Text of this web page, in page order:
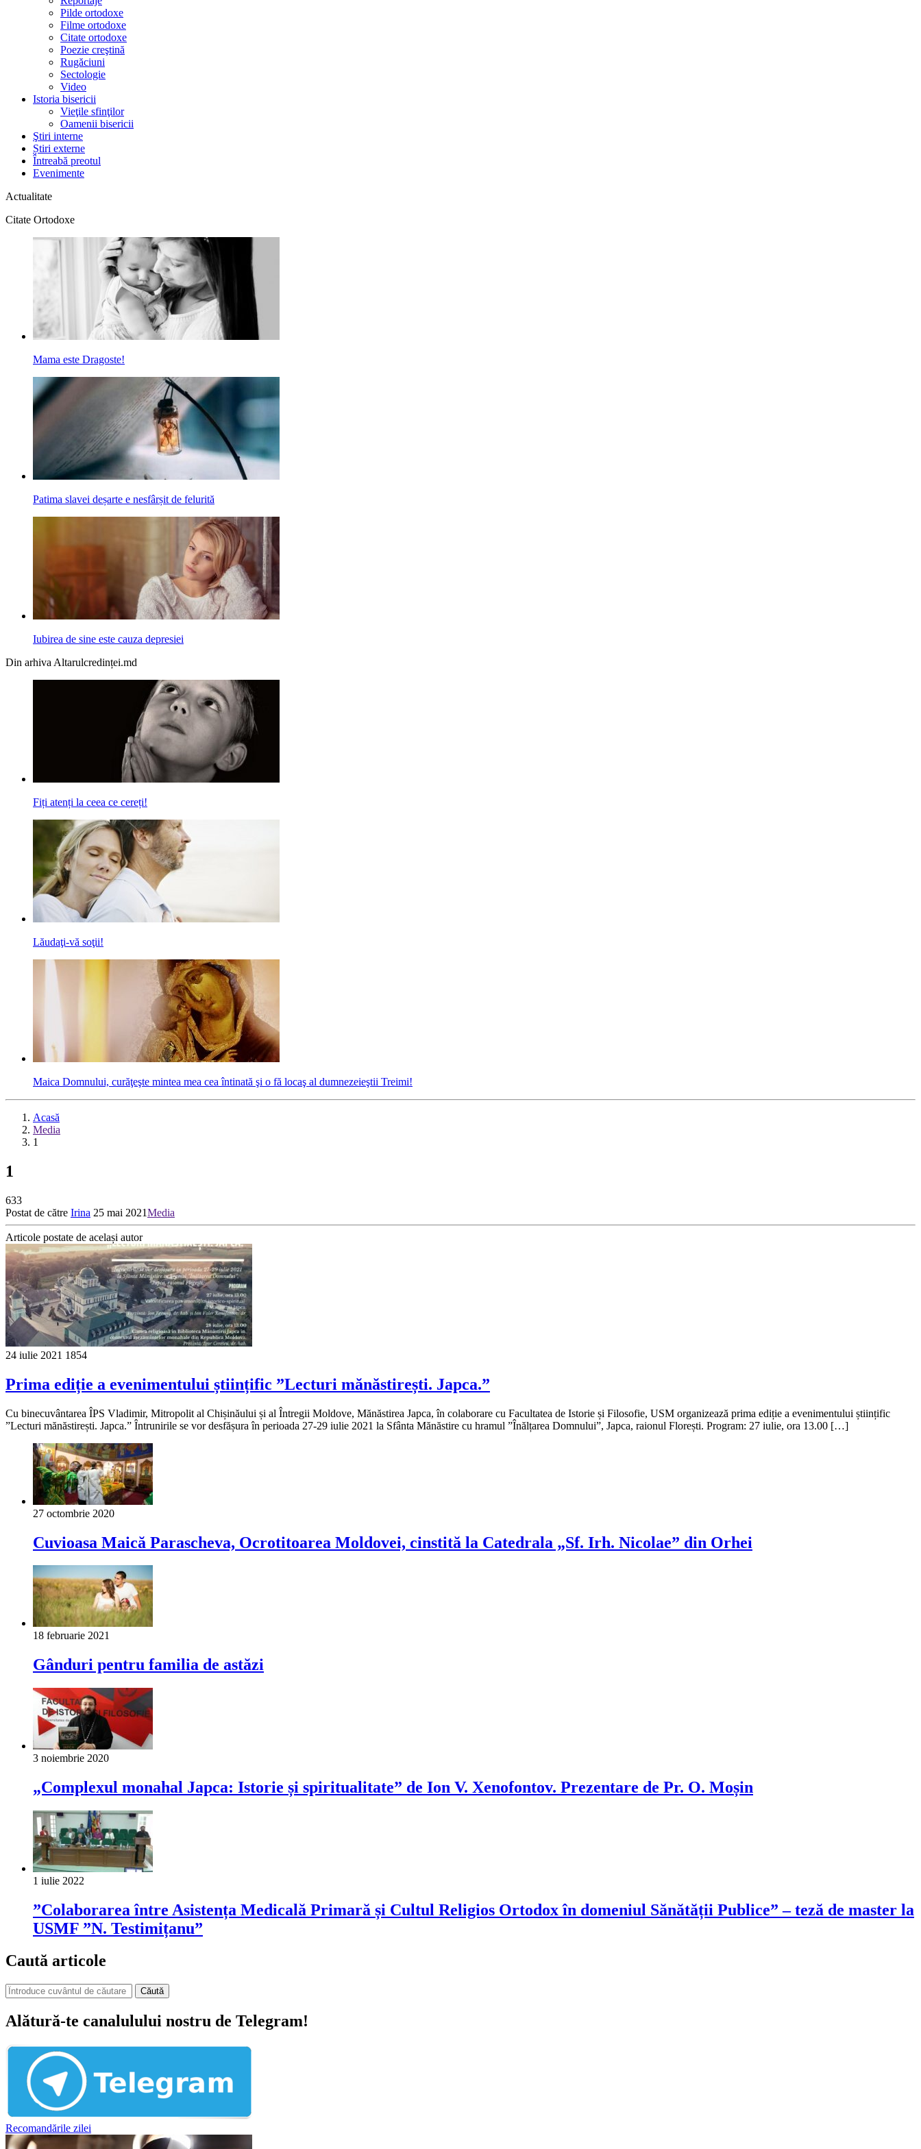
Pilde ortodoxe
Filme ortodoxe
Citate ortodoxe
Poezie creştină
Rugăciuni
Sectologie
Video
Istoria bisericii
Vieţile sfinţilor
Oamenii bisericii
Ştiri interne
Știri externe
Întreabă preotul
Evenimente
Actualitate
Citate Ortodoxe
Mama este Dragoste!
Patima slavei deșarte e nesfârșit de felurită
Iubirea de sine este cauza depresiei
Din arhiva Altarulcredinței.md
Fiți atenți la ceea ce cereți!
Lăudaţi-vă soţii!
Maica Domnului, curăţeşte mintea mea cea întinată şi o fă locaş al dumnezeieştii Treimi!
Acasă
Media
1
1
633
Postat de către Irina 25 mai 2021Media
Articole postate de același autor
24 iulie 2021 1854
Prima ediție a evenimentului științific ”Lecturi mănăstirești. Japca.”
Cu binecuvântarea ÎPS Vladimir, Mitropolit al Chișinăului și al Întregii Moldove, Mănăstirea Japca, în colaborare cu Facultatea de Istorie și Filosofie, USM organizează prima ediție a evenimentului științific
”Lecturi mănăstirești. Japca.” Întrunirile se vor desfășura în perioada 27-29 iulie 2021 la Sfânta Mănăstire cu hramul ”Înălțarea Domnului”, Japca, raionul Florești. Program: 27 iulie, ora 13.00 […]
27 octombrie 2020
Cuvioasa Maică Parascheva, Ocrotitoarea Moldovei, cinstită la Catedrala „Sf. Irh. Nicolae” din Orhei
18 februarie 2021
Gânduri pentru familia de astăzi
3 noiembrie 2020
„Complexul monahal Japca: Istorie și spiritualitate” de Ion V. Xenofontov. Prezentare de Pr. O. Moșin
1 iulie 2022
”Colaborarea între Asistența Medicală Primară și Cultul Religios Ortodox în domeniul Sănătății Publice” – teză de master la
USMF ”N. Testimițanu”
Caută articole
Căută
Alătură-te canalulului nostru de Telegram!
Recomandările zilei